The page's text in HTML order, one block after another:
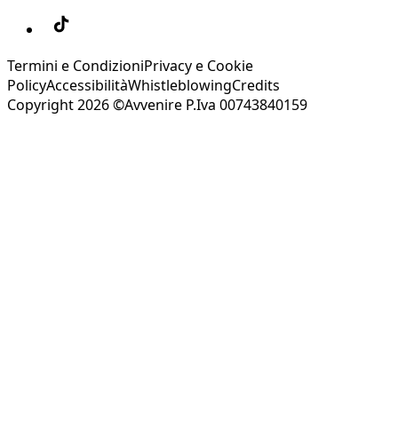
Termini e CondizioniPrivacy e Cookie
PolicyAccessibilitàWhistleblowingCredits
Copyright 2026 ©Avvenire P.Iva 00743840159